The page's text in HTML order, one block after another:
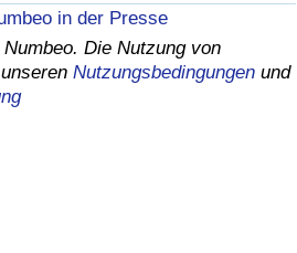
in der Presse
Die Nutzung von
Nutzungsbedingungen und